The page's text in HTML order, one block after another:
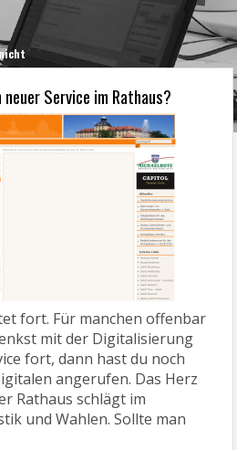
Service im Rathaus?
fort. Für manchen offenbar
mit der Digitalisierung
fort, dann hast du noch
angerufen. Das Herz
Rathaus schlägt im
und Wahlen. Sollte man